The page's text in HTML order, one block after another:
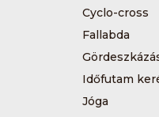
Cyclo-cross
Fallabda
Időfutam
Jóga